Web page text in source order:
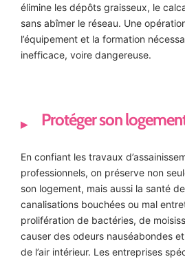
élimine les dépôts graisseux, le
sans abîmer le réseau. Une
l’équipement et la formation
inefficace, voire dangereuse.
Protéger son
En confiant les travaux
professionnels, on préserve non
son logement, mais aussi la santé
canalisations bouchées ou mal
prolifération de bactéries, de
causer des odeurs nauséabondes
de l’air intérieur. Les entreprises